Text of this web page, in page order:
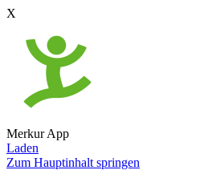
X
Merkur App
Laden
Zum Hauptinhalt springen